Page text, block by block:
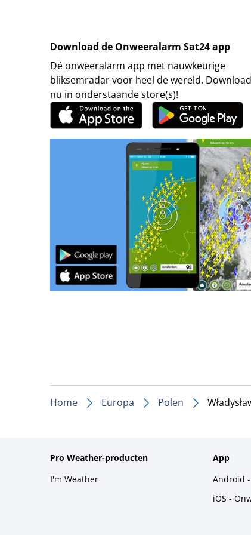
Download de Onweeralarm Sat24 app
Dé onweeralarm app met nauwkeurige
bliksemradar voor heel de wereld.
nu in onderstaande store(s)!
Home Europa Polen
Pro Weather-producten
I'm Weather
App
Android
iOS -